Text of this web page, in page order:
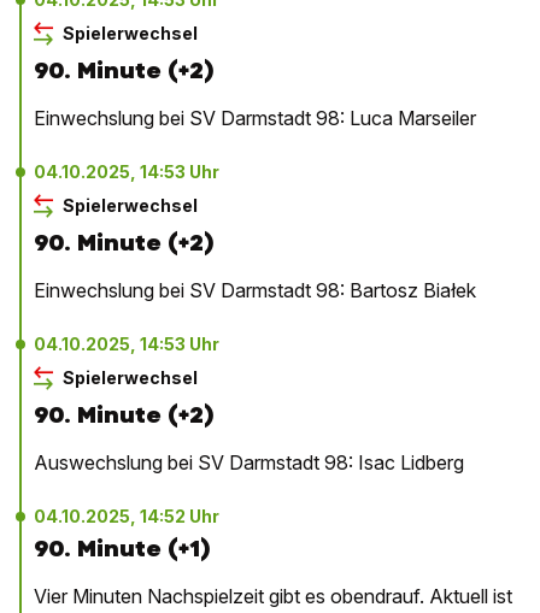
Spielerwechsel
90. Minute (+2)
Einwechslung bei SV Darmstadt 98: Luca Marseiler
04.10.2025, 14:53 Uhr
Spielerwechsel
90. Minute (+2)
Einwechslung bei SV Darmstadt 98: Bartosz Białek
04.10.2025, 14:53 Uhr
Spielerwechsel
90. Minute (+2)
Auswechslung bei SV Darmstadt 98: Isac Lidberg
04.10.2025, 14:52 Uhr
90. Minute (+1)
Vier Minuten Nachspielzeit gibt es obendrauf. Aktuell ist